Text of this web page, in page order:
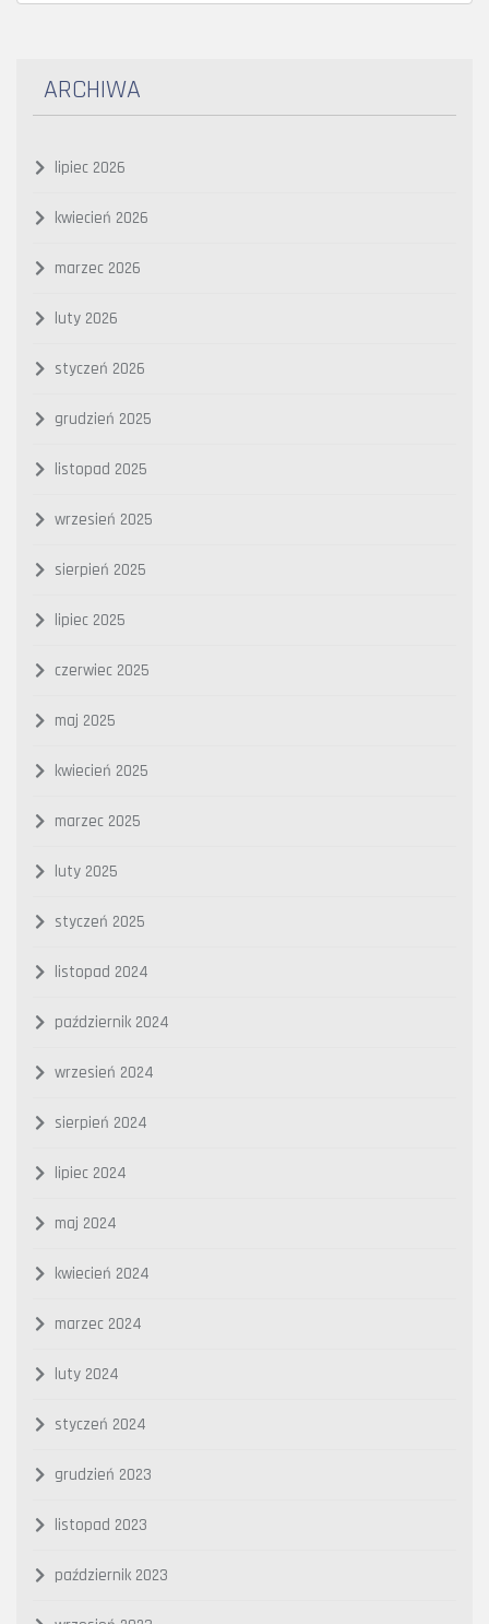
ARCHIWA
lipiec 2026
kwiecień 2026
marzec 2026
luty 2026
styczeń 2026
grudzień 2025
listopad 2025
wrzesień 2025
sierpień 2025
lipiec 2025
czerwiec 2025
maj 2025
kwiecień 2025
marzec 2025
luty 2025
styczeń 2025
listopad 2024
październik 2024
wrzesień 2024
sierpień 2024
lipiec 2024
maj 2024
kwiecień 2024
marzec 2024
luty 2024
styczeń 2024
grudzień 2023
listopad 2023
październik 2023